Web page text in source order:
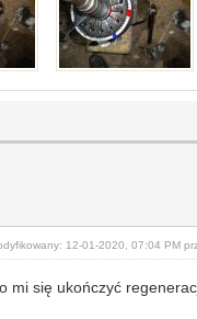
12-01-2020, 07:04 PM
mi się ukończyć